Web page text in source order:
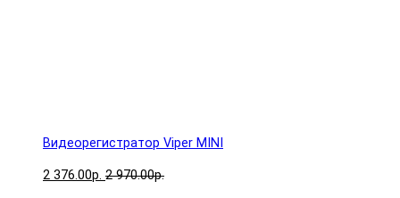
Видеорегистратор Viper MINI
2 376.00р. 2 970.00р.